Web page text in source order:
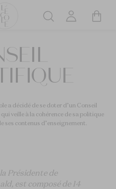
Rechercher
a décidé de se doter d’un Conseil
veille à la cohérence de sa politique
ses contenus d’enseignement.
Présidente de
est composé de 14